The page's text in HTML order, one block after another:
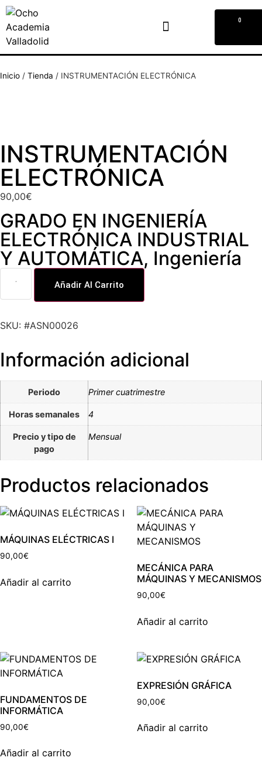
0
Inicio / Tienda / INSTRUMENTACIÓN ELECTRÓNICA
INSTRUMENTACIÓN
ELECTRÓNICA
90,00€
GRADO EN INGENIERÍA
ELECTRÓNICA INDUSTRIAL
Y AUTOMÁTICA, Ingeniería
Añadir Al Carrito
SKU: #ASN00026
Información adicional
Periodo Primer cuatrimestre
Horas semanales 4
Precio y tipo de
pago
Mensual
Productos relacionados
MÁQUINAS ELÉCTRICAS I
90,00€
Añadir al carrito
MECÁNICA PARA
MÁQUINAS Y MECANISMOS
90,00€
Añadir al carrito
FUNDAMENTOS DE
INFORMÁTICA
90,00€
Añadir al carrito
EXPRESIÓN GRÁFICA
90,00€
Añadir al carrito